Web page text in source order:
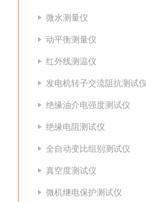
微水测量仪
动平衡测量仪
红外线测温仪
发电机转子交流阻抗测试仪
绝缘油介电强度测试仪
绝缘电阻测试仪
全自动变比组别测试仪
真空度测试仪
微机继电保护测试仪